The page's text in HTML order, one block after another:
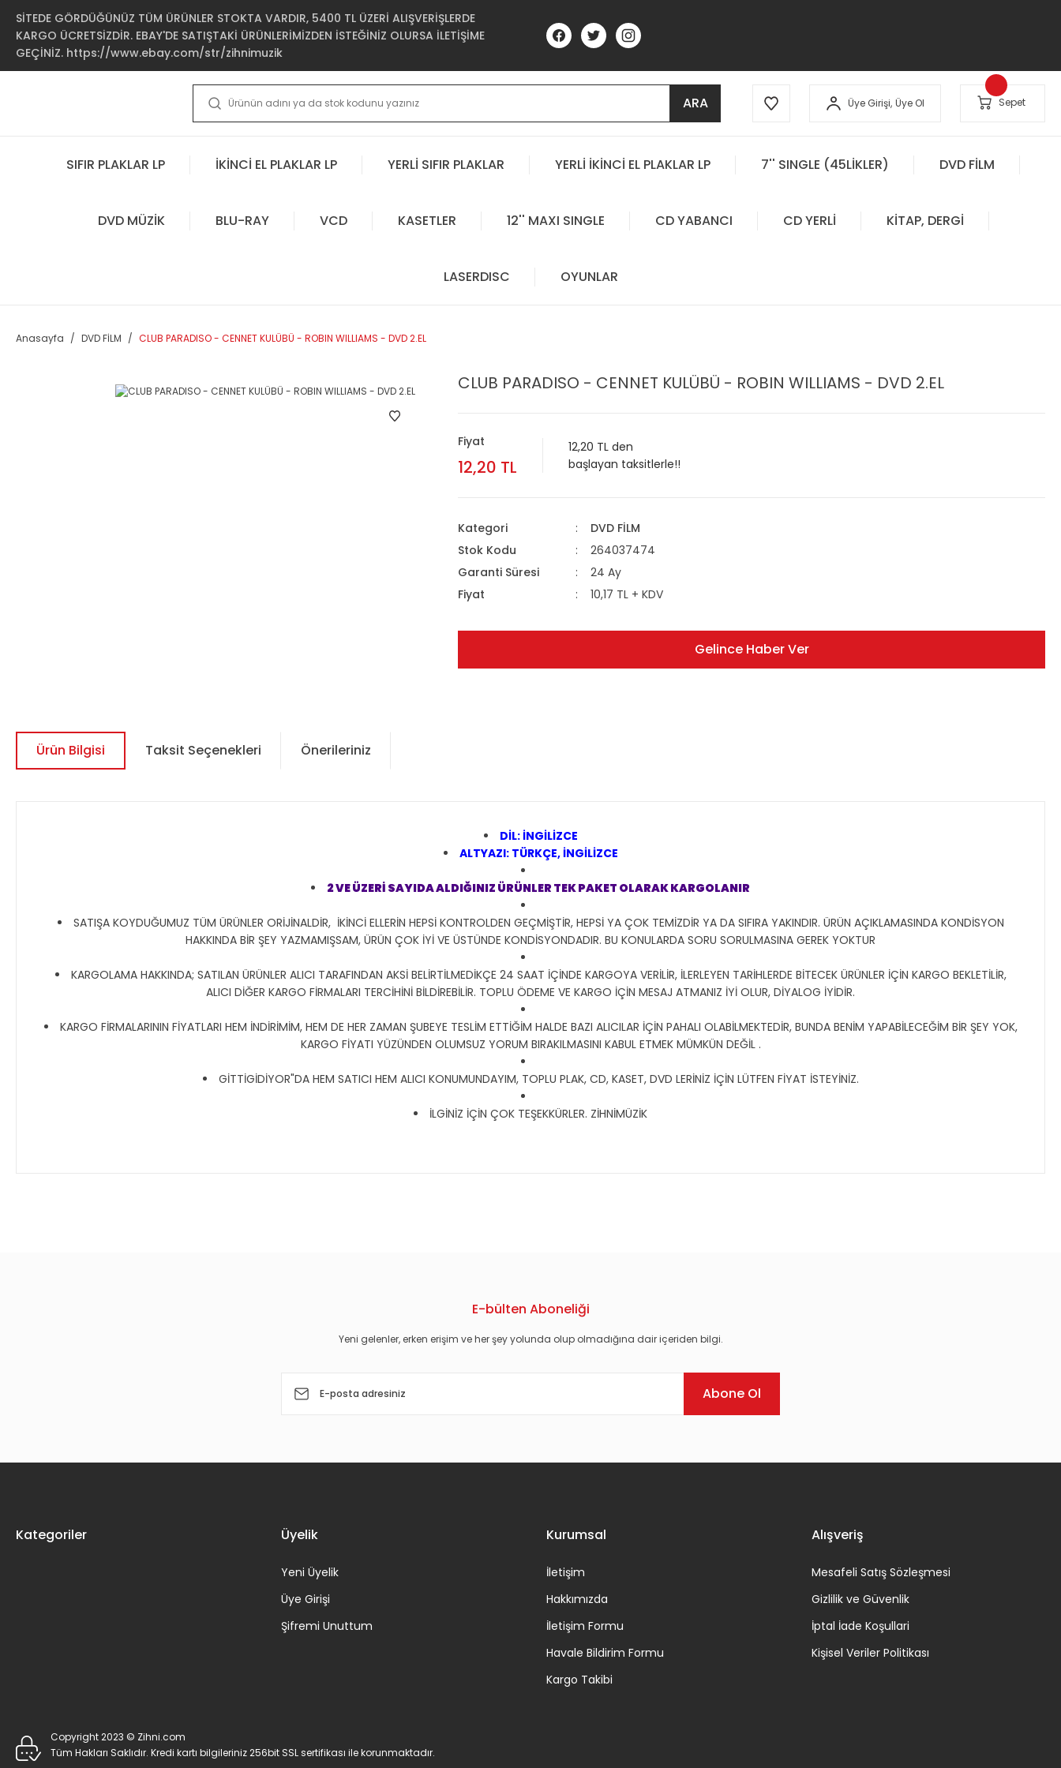
SİTEDE GÖRDÜĞÜNÜZ TÜM ÜRÜNLER STOKTA VARDIR, 5400 TL ÜZERİ ALIŞVERİŞLERDE
KARGO ÜCRETSİZDİR. EBAY'DE SATIŞTAKİ ÜRÜNLERİMİZDEN İSTEĞİNİZ OLURSA İLETİŞİME
GEÇİNİZ. https://www.ebay.com/str/zihnimuzik
ARA Üye Girişi, Üye Ol Sepet
SIFIR PLAKLAR LP İKİNCİ EL PLAKLAR LP YERLİ SIFIR PLAKLAR YERLİ İKİNCİ EL PLAKLAR LP 7'' SINGLE (45LİKLER) DVD FİLM
DVD MÜZİK BLU-RAY VCD KASETLER 12'' MAXI SINGLE CD YABANCI CD YERLİ KİTAP, DERGİ
LASERDISC OYUNLAR
Anasayfa DVD FİLM CLUB PARADISO - CENNET KULÜBÜ - ROBIN WILLIAMS - DVD 2.EL
CLUB PARADISO - CENNET KULÜBÜ - ROBIN WILLIAMS - DVD 2.EL
Fiyat
12,20 TL
12,20 TL den
başlayan taksitlerle!!
Kategori
DVD FİLM
Stok Kodu
264037474
Garanti Süresi
24 Ay
Fiyat
10,17 TL + KDV
Gelince Haber Ver
Ürün Bilgisi Taksit Seçenekleri Önerileriniz
DİL: İNGİLİZCE
ALTYAZI: TÜRKÇE, İNGİLİZCE
2 VE ÜZERİ SAYIDA ALDIĞINIZ ÜRÜNLER TEK PAKET OLARAK KARGOLANIR
SATIŞA KOYDUĞUMUZ TÜM ÜRÜNLER ORİJİNALDİR, İKİNCİ ELLERİN HEPSİ KONTROLDEN GEÇMİŞTİR, HEPSİ YA ÇOK TEMİZDİR YA DA SIFIRA YAKINDIR. ÜRÜN AÇIKLAMASINDA KONDİSYON
HAKKINDA BİR ŞEY YAZMAMIŞSAM, ÜRÜN ÇOK İYİ VE ÜSTÜNDE KONDİSYONDADIR. BU KONULARDA SORU SORULMASINA GEREK YOKTUR
KARGOLAMA HAKKINDA; SATILAN ÜRÜNLER ALICI TARAFINDAN AKSİ BELİRTİLMEDİKÇE 24 SAAT İÇİNDE KARGOYA VERİLİR, İLERLEYEN TARİHLERDE BİTECEK ÜRÜNLER İÇİN KARGO BEKLETİLİR,
ALICI DİĞER KARGO FİRMALARI TERCİHİNİ BİLDİREBİLİR. TOPLU ÖDEME VE KARGO İÇİN MESAJ ATMANIZ İYİ OLUR, DİYALOG İYİDİR.
KARGO FİRMALARININ FİYATLARI HEM İNDİRİMİM, HEM DE HER ZAMAN ŞUBEYE TESLİM ETTİĞİM HALDE BAZI ALICILAR İÇİN PAHALI OLABİLMEKTEDİR, BUNDA BENİM YAPABİLECEĞİM BİR ŞEY YOK,
KARGO FİYATI YÜZÜNDEN OLUMSUZ YORUM BIRAKILMASINI KABUL ETMEK MÜMKÜN DEĞİL .
GİTTİGİDİYOR"DA HEM SATICI HEM ALICI KONUMUNDAYIM, TOPLU PLAK, CD, KASET, DVD LERİNİZ İÇİN LÜTFEN FİYAT İSTEYİNİZ.
İLGİNİZ İÇİN ÇOK TEŞEKKÜRLER. ZİHNİMÜZİK
E-bülten Aboneliği
Yeni gelenler, erken erişim ve her şey yolunda olup olmadığına dair içeriden bilgi.
Abone Ol
Kategoriler Üyelik
Yeni Üyelik
Üye Girişi
Şifremi Unuttum
Kurumsal
İletişim
Hakkımızda
İletişim Formu
Havale Bildirim Formu
Kargo Takibi
Alışveriş
Mesafeli Satış Sözleşmesi
Gizlilik ve Güvenlik
İptal İade Koşullari
Kişisel Veriler Politikası
Copyright 2023 © Zihni.com
Tüm Hakları Saklıdır. Kredi kartı bilgileriniz 256bit SSL sertifikası ile korunmaktadır.